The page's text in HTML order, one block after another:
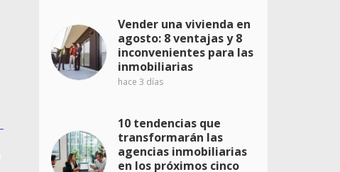
Vender una vivienda en
agosto: 8 ventajas y 8
inconvenientes para las
inmobiliarias
hace 3 días
10 tendencias que
transformarán las
agencias inmobiliarias
en los próximos cinco